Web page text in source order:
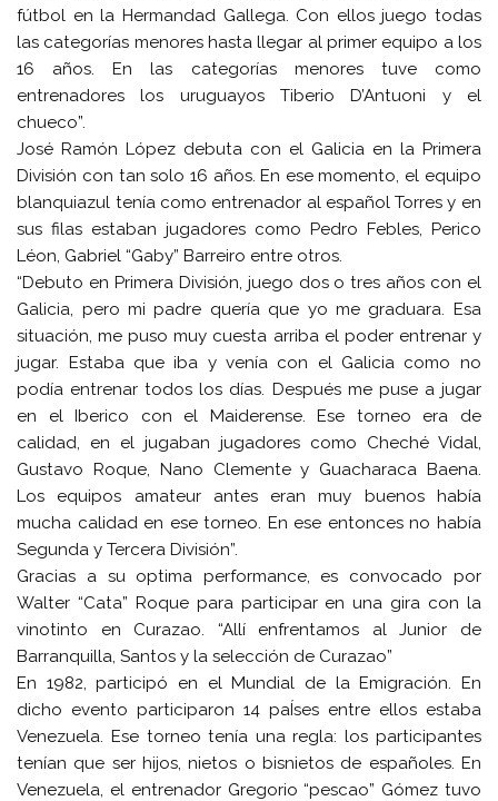
fútbol en la Hermandad Gallega. Con ellos juego todas
las categorías menores hasta llegar al primer equipo a los
16 años. En las categorías menores tuve como
entrenadores los uruguayos Tiberio D’Antuoni y el
chueco”.
José Ramón López debuta con el Galicia en la Primera
División con tan solo 16 años. En ese momento, el equipo
blanquiazul tenía como entrenador al español Torres y en
sus filas estaban jugadores como Pedro Febles, Perico
Léon, Gabriel “Gaby” Barreiro entre otros.
“Debuto en Primera División, juego dos o tres años con el
Galicia, pero mi padre quería que yo me graduara. Esa
situación, me puso muy cuesta arriba el poder entrenar y
jugar. Estaba que iba y venía con el Galicia como no
podía entrenar todos los días. Después me puse a jugar
en el Iberico con el Maiderense. Ese torneo era de
calidad, en el jugaban jugadores como Cheché Vidal,
Gustavo Roque, Nano Clemente y Guacharaca Baena.
Los equipos amateur antes eran muy buenos había
mucha calidad en ese torneo. En ese entonces no había
Segunda y Tercera División”.
Gracias a su optima performance, es convocado por
Walter “Cata” Roque para participar en una gira con la
vinotinto en Curazao. “Allí enfrentamos al Junior de
Barranquilla, Santos y la selección de Curazao”
En 1982, participó en el Mundial de la Emigración. En
dicho evento participaron 14 paÍses entre ellos estaba
Venezuela. Ese torneo tenía una regla: los participantes
tenían que ser hijos, nietos o bisnietos de españoles. En
Venezuela, el entrenador Gregorio “pescao” Gómez tuvo